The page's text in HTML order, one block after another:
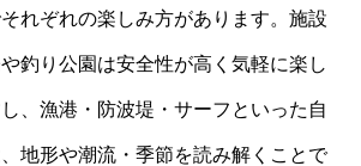
れぞれの楽しみ方があります。施設
釣り公園は安全性が高く気軽に楽し
、漁港・防波堤・サーフといった自
地形や潮流・季節を読み解くことで